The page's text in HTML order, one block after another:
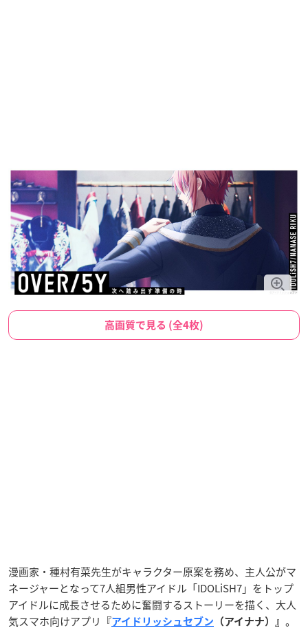
高画質で見る (全4枚)
漫画家・種村有菜先生がキャラクター原案を務め、主人公がマ
ネージャーとなって7人組男性アイドル「IDOLiSH7」をトップ
アイドルに成長させるために奮闘するストーリーを描く、大人
気スマホ向けアプリ
『アイドリッシュセブン （アイナナ）』 。